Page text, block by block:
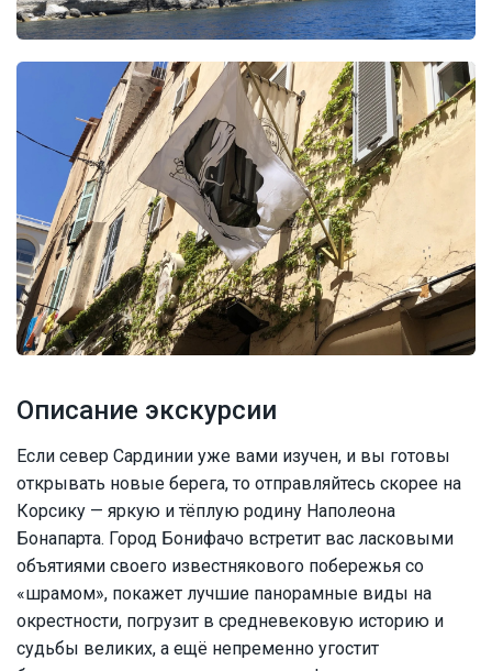
Описание экскурсии
Если север Сардинии уже вами изучен, и вы готовы
открывать новые берега, то отправляйтесь скорее на
Корсику — яркую и тёплую родину Наполеона
Бонапарта. Город Бонифачо встретит вас ласковыми
объятиями своего известнякового побережья со
«шрамом», покажет лучшие панорамные виды на
окрестности, погрузит в средневековую историю и
судьбы великих, а ещё непременно угостит